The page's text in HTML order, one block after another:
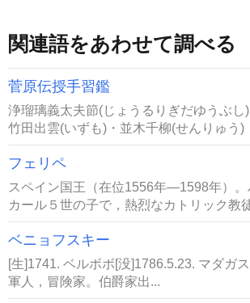
関連語をあわせて調べる
菅原伝授手習鑑
浄瑠璃義太夫節(じょうるりぎだゆうぶし)
竹田出雲(いずも)・並木千柳(せんりゅう)
フェリペ
スペイン国王（在位1556年―1598年）
カール５世の子で，熱烈なカトリック教
ベニョフスキー
[生]1741. ベルボボ[没]1786.5.23. マダガ
軍人，冒険家。伯爵家出...